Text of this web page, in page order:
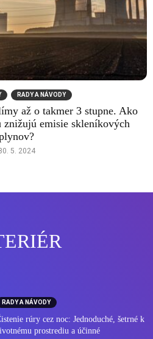
RADY A NÁVODY
až o takmer 3 stupne. Ako
znižujú emisie skleníkových
5. 2024
RADY A NÁVODY
rúry cez noc: Jednoduché, šetrné k
prostrediu a účinné